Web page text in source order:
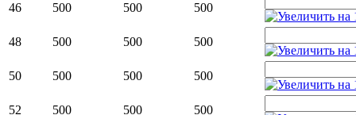
46 500 500 500
48 500 500 500
50 500 500 500
52 500 500 500